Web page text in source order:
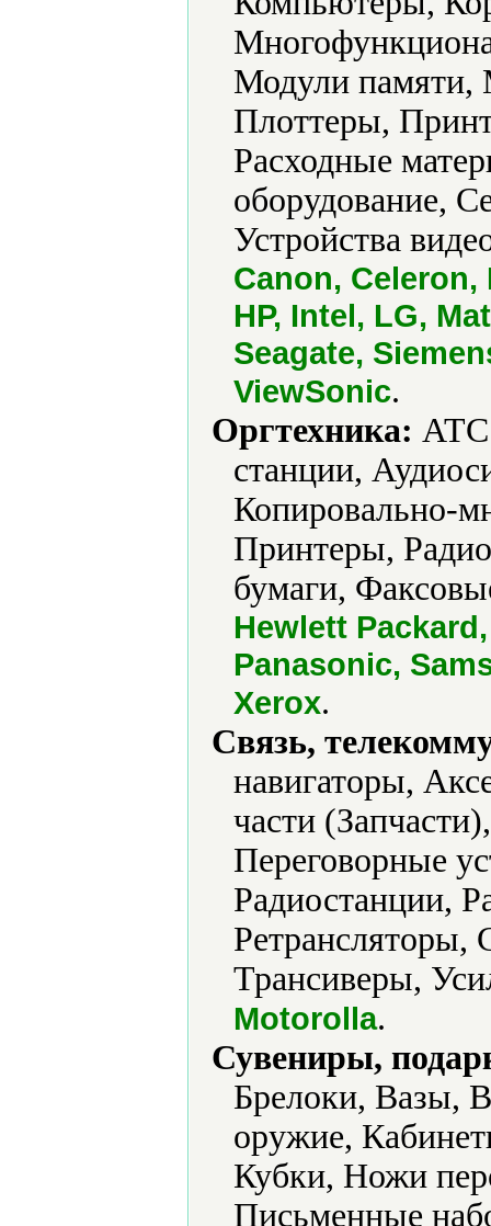
Модули памяти,
Плоттеры,
Расходные
оборудование,
Устройства
Canon, Celeron,
HP, Intel, LG,
Seagate,
ViewSonic.
Оргтехника: АТС
станции,
Копировально-
Принтеры,
бумаги,
Hewlett
Panasonic,
Xerox.
Связь,
навигаторы,
части
Переговорные
Радиостанции,
Ретрансляторы,
Трансиверы,
Motorolla.
Сувениры,
Брелоки, Вазы,
оружие,
Кубки, Ножи
Письменные